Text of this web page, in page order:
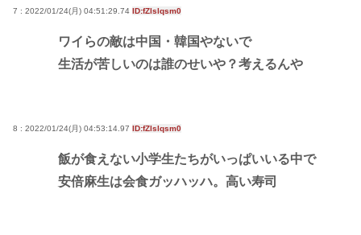
7 : 2022/01/24(月) 04:51:29.74 ID:fZlslqsm0
ワイらの敵は中国・韓国やないで
生活が苦しいのは誰のせいや？考えるんや
8 : 2022/01/24(月) 04:53:14.97 ID:fZlslqsm0
飯が食えない小学生たちがいっぱいいる中で
安倍麻生は会食ガッハッハ。高い寿司